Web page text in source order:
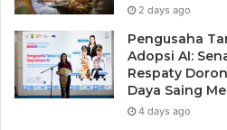
mengucapkan terimakasih
yang telah menganggarkan
Tanjungpinang, dan mudah
belajar dengan fokus untuk
2 days ago
Pengusaha
Adopsi AI:
Respaty
Daya Saing
4 days ago